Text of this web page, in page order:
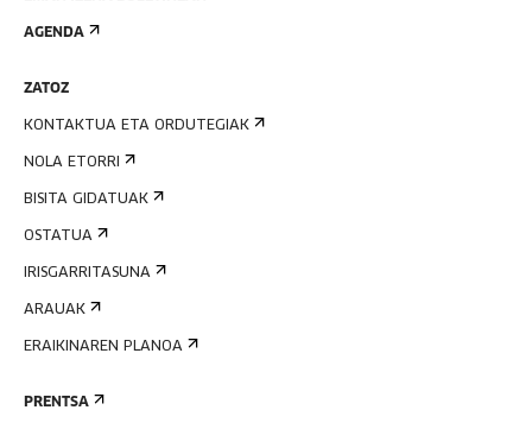
AGENDA
ZATOZ
KONTAKTUA ETA ORDUTEGIAK
NOLA ETORRI
BISITA GIDATUAK
OSTATUA
IRISGARRITASUNA
ARAUAK
ERAIKINAREN PLANOA
PRENTSA